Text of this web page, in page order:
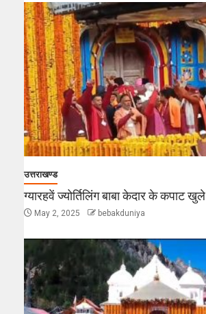
उत्तराखण्ड
ग्यारहवें ज्योर्तिलिंग बाबा केदार के कपाट खुले
May 2, 2025 bebakduniya